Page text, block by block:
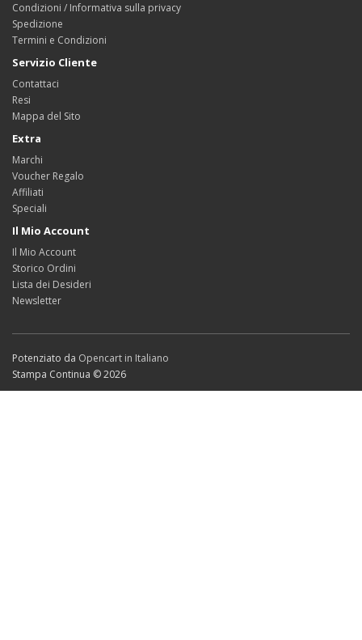
Condizioni / Informativa sulla privacy
Spedizione
Termini e Condizioni
Servizio Cliente
Contattaci
Resi
Mappa del Sito
Extra
Marchi
Voucher Regalo
Affiliati
Speciali
Il Mio Account
Il Mio Account
Storico Ordini
Lista dei Desideri
Newsletter
Potenziato da Opencart in Italiano
Stampa Continua © 2026